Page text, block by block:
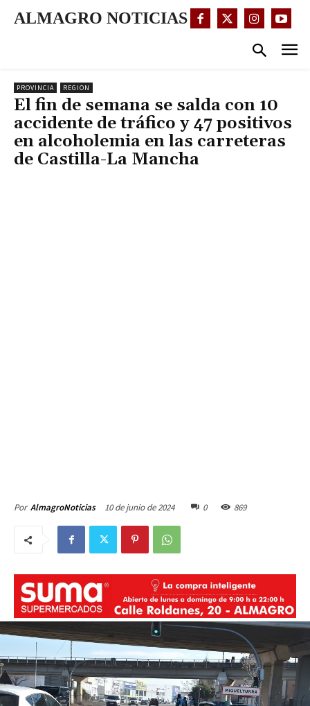
ALMAGRO NOTICIAS
PROVINCIA REGION
El fin de semana se salda con 10
accidente de tráfico y 47 positivos
en alcoholemia en las carreteras
de Castilla-La Mancha
Por AlmagroNoticias 10 de junio de 2024 0 869